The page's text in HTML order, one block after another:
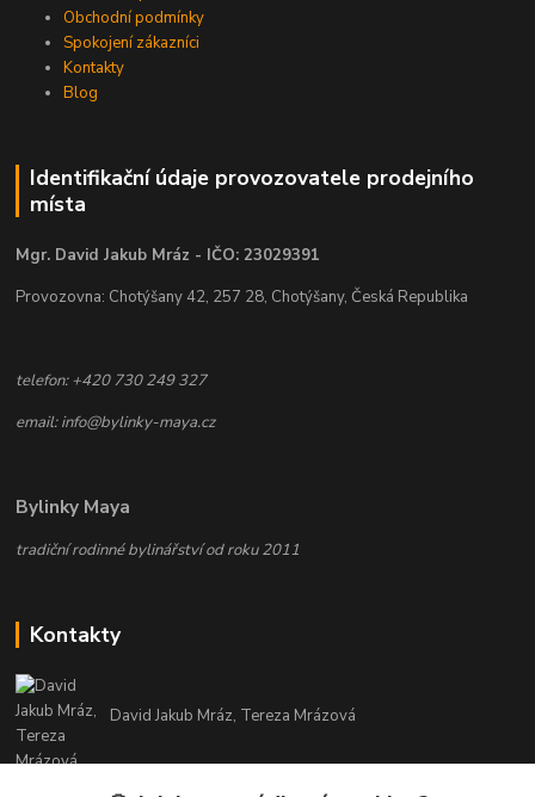
Obchodní podmínky
Spokojení zákazníci
Kontakty
Blog
Identifikační údaje provozovatele prodejního
místa
Mgr. David Jakub Mráz - IČO: 23029391
Provozovna: Chotýšany 42, 257 28, Chotýšany, Česká Republika
telefon: +420 730 249 327
email: info@bylinky-maya.cz
Bylinky Maya
tradiční rodinné bylinářství od roku 2011
Kontakty
David Jakub Mráz, Tereza Mrázová
info@bylinky-maya.cz